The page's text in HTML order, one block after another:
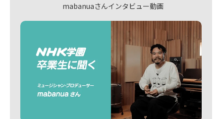
mabanuaさんインタビュー動画